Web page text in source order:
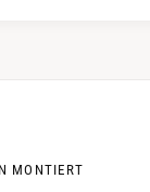
MONTIERT